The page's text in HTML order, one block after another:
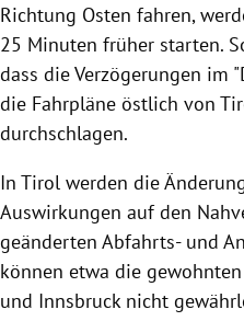
Richtung Osten fahren,
25 Minuten früher starten.
dass dieVerzögerungen im
die Fahrpläne östlich von
durchschlagen.
In Tirol werden die
Auswirkungen auf den
geänderten Abfahrts- und
können etwa die
und Innsbrucknicht